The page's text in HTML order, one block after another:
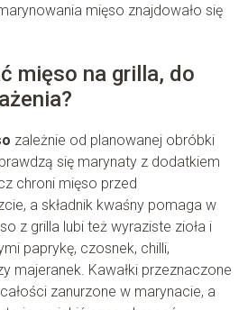
mięso znajdowało się
mięso na grilla, do
zależnie od planowanej obróbki
się marynaty z dodatkiem
chroni mięso przed
a składnik kwaśny pomaga w
z grilla lubi też wyraziste zioła i
paprykę, czosnek, chilli,
majeranek. Kawałki przeznaczone
zanurzone w marynacie, a